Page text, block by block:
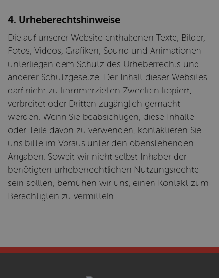
4. Urheberechtshinweise
Die auf unserer Website enthaltenen Texte, Bilder,
Fotos, Videos, Grafiken, Sound und Animationen
unterliegen dem Schutz des Urheberrechts und
anderer Schutzgesetze. Der Inhalt dieser Websites
darf nicht zu kommerziellen Zwecken kopiert,
verbreitet oder Dritten zugänglich gemacht
werden. Wenn Sie beabsichtigen, diese Inhalte
oder Teile davon zu verwenden, kontaktieren Sie
uns bitte im Voraus unter den obenstehenden
Angaben. Soweit wir nicht selbst Inhaber der
benötigten urheberrechtlichen Nutzungsrechte
sein sollten, bemühen wir uns, einen Kontakt zum
Berechtigten zu vermitteln.